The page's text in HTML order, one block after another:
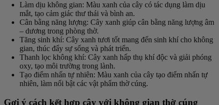
Làm dịu không gian: Màu xanh của cây có tác dụng làm dịu
mắt, tạo cảm giác thư thái và bình an.
Cân bằng năng lượng: Cây xanh giúp cân bằng năng lượng âm
– dương trong phòng thờ.
Tăng sinh khí: Cây xanh tươi tốt mang đến sinh khí cho không
gian, thúc đẩy sự sống và phát triển.
Thanh lọc không khí: Cây xanh hấp thụ khí độc và giải phóng
oxy, tạo môi trường trong lành.
Tạo điểm nhấn tự nhiên: Màu xanh của cây tạo điểm nhấn tự
nhiên, làm nổi bật các vật phẩm thờ cúng.
Gợi ý cách kết hợp cây với không gian thờ cúng